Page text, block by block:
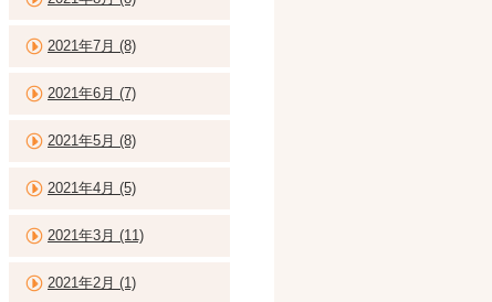
2021年7月 (8)
2021年6月 (7)
2021年5月 (8)
2021年4月 (5)
2021年3月 (11)
2021年2月 (1)